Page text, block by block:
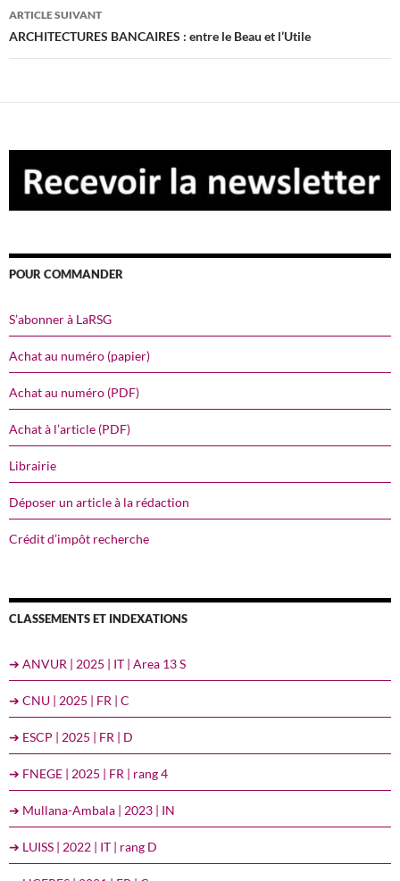
ARTICLE SUIVANT
ARCHITECTURES BANCAIRES : entre le Beau et l’Utile
POUR COMMANDER
S’abonner à LaRSG
Achat au numéro (papier)
Achat au numéro (PDF)
Achat à l’article (PDF)
Librairie
Déposer un article à la rédaction
Crédit d’impôt recherche
CLASSEMENTS ET INDEXATIONS
➔ ANVUR | 2025 | IT | Area 13 S
➔ CNU | 2025 | FR | C
➔ ESCP | 2025 | FR | D
➔ FNEGE | 2025 | FR | rang 4
➔ Mullana-Ambala | 2023 | IN
➔ LUISS | 2022 | IT | rang D